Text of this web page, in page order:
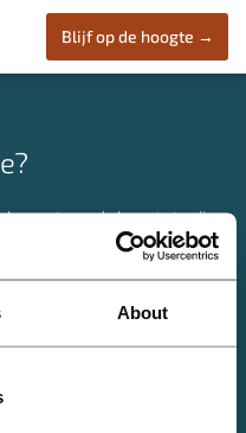
About
Blijf op de hoogte →
eerste op de hoogte te zijn
ORION